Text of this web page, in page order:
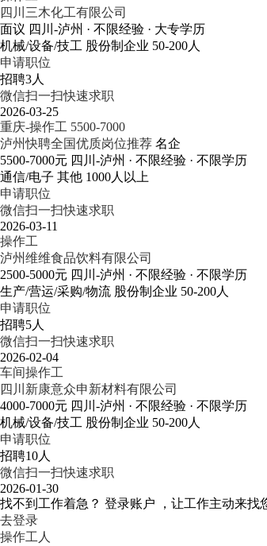
四川三木化工有限公司
面议 四川-泸州 · 不限经验 · 大专学历
机械/设备/技工 股份制企业 50-200人
申请职位
招聘3人
微信扫一扫快速求职
2026-03-25
重庆-操作工 5500-7000
泸州快聘全国优质岗位推荐 名企
5500-7000元 四川-泸州 · 不限经验 · 不限学历
通信/电子 其他 1000人以上
申请职位
微信扫一扫快速求职
2026-03-11
操作工
泸州维维食品饮料有限公司
2500-5000元 四川-泸州 · 不限经验 · 不限学历
生产/营运/采购/物流 股份制企业 50-200人
申请职位
招聘5人
微信扫一扫快速求职
2026-02-04
车间操作工
四川新康意众申新材料有限公司
4000-7000元 四川-泸州 · 不限经验 · 不限学历
机械/设备/技工 股份制企业 50-200人
申请职位
招聘10人
微信扫一扫快速求职
2026-01-30
找不到工作着急？ 登录账户 ，让工作主动来找
去登录
操作工人